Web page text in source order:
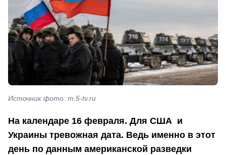
Источник фото: m.5-tv.ru
На календаре 16 февраля. Для США и
Украины тревожная дата. Ведь именно в этот
день по данным американской разведки